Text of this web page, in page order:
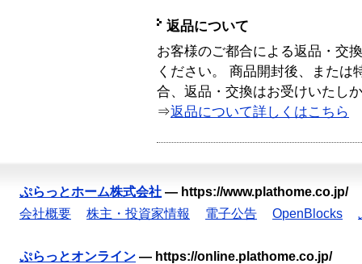
返品について
お客様のご都合による返品・交
ください。 商品開封後、または
合、返品・交換はお受けいたし
⇒返品について詳しくはこちら
ぷらっとホーム株式会社 — https://www.plathome.co.jp/
会社概要
株主・投資家情報 電子公告 OpenBlocks
ぷらっとオンライン — https://online.plathome.co.jp/